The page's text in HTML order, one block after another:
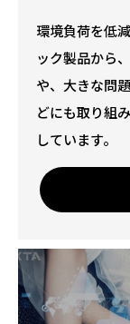
環境負荷を低
ック製品から
や、大きな問
どにも取り組
しています。